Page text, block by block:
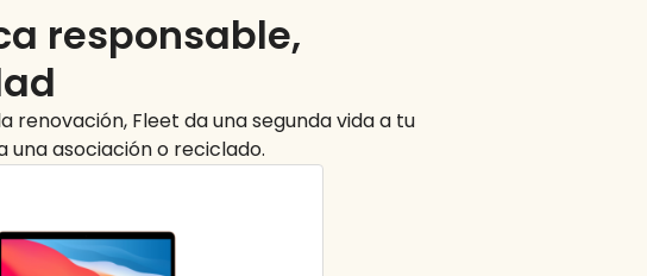
responsable,
renovación, Fleet da una segunda vida a tu
asociación o reciclado.